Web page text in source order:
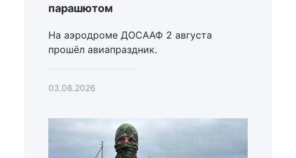
парашютом
На аэродроме ДОСААФ 2 августа
прошёл авиапраздник.
03.08.2026